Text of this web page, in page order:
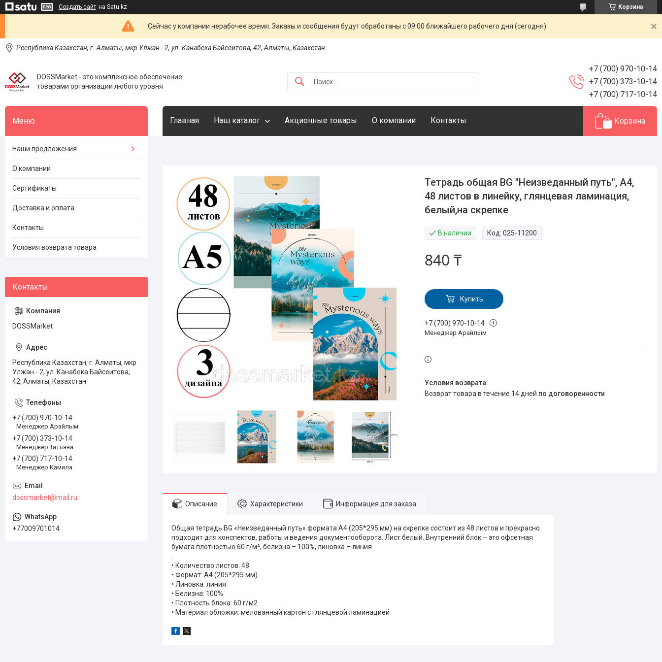
Создать сайт на Satu.kz Корзина
Сейчас у компании нерабочее время. Заказы и сообщения будут обработаны с 09:00 ближайшего рабочего дня (сегодня)
Республика Казахстан, г. Алматы, мкр Улжан - 2, ул. Канабека Байсеитова, 42, Алматы, Казахстан
DOSSMarket - это комплексное обеспечение
товарами организации любого уровня
+7 (700) 970-10-14
+7 (700) 373-10-14
+7 (700) 717-10-14
Главная Наш каталог Акционные товары О компании Контакты Корзина
Тетрадь общая BG "Неизведанный путь", А4,
48 листов в линейку, глянцевая ламинация,
белый,на скрепке
В наличии Код:025-11200
840 ₸
Купить
+7 (700) 970-10-14
Менеджер Арайлым
возврат товара в течение 14 дней по договоренности
Описание Характеристики Информация для заказа
Общая тетрадь BG «Неизведанный путь» формата А4 (205*295 мм) на скрепке состоит из 48 листов и прекрасно
подходит для конспектов, работы и ведения документооборота. Лист белый. Внутренний блок – это офсетная
бумага плотностью 60 г/м², белизна – 100%, линовка – линия
• Количество листов: 48
• Формат: А4 (205*295 мм)
• Линовка: линия
• Белизна: 100%
• Плотность блока: 60 г/м2
• Материал обложки: мелованный картон с глянцевой ламинацией
Наши предложения
О компании
Сертификаты
Доставка и оплата
Контакты
Условия возврата товара
DOSSMarket
Республика Казахстан, г. Алматы, мкр
Улжан - 2, ул. Канабека Байсеитова,
42, Алматы, Казахстан
+7 (700) 970-10-14
Менеджер Арайлым
+7 (700) 373-10-14
Менеджер Татьяна
+7 (700) 717-10-14
Менеджер Камила
dossmarket@mail.ru
+77009701014